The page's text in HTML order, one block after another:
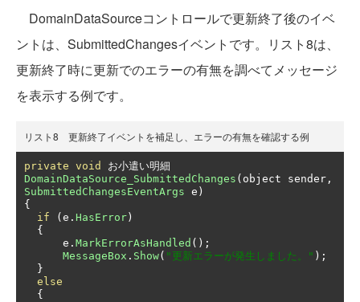
DomainDataSourceコントロールで更新終了後のイベ
ントは、SubmittedChangesイベントです。リスト8は、
更新終了時に更新でのエラーの有無を調べてメッセージ
を表示する例です。
リスト8 更新終了イベントを補足し、エラーの有無を確認する例
private void
お小遣い明細
DomainDataSource_SubmittedChanges ( object sender ,
SubmittedChangesEventArgs e )
{
if
( e . HasError )
{
      e
. MarkErrorAsHandled ();
MessageBox . Show( "更新エラーが発生しました。" );
}
else
{